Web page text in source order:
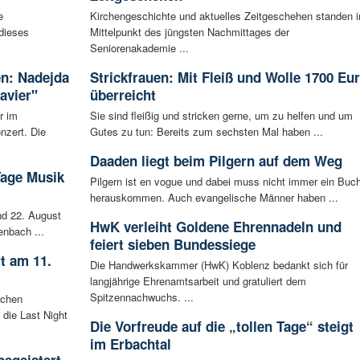
Nadejda
im
Die
Musik
22. August
...
am 11.
Last Night
Kirchengeschichte und aktuelles Zeitgeschehen standen
Mittelpunkt des jüngsten Nachmittages der
Seniorenakademie ...
Strickfrauen: Mit Fleiß und Wolle 1700
überreicht
Sie sind fleißig und stricken gerne, um zu helfen und um
Gutes zu tun: Bereits zum sechsten Mal haben ...
Daaden liegt beim Pilgern auf dem Weg
Pilgern ist en vogue und dabei muss nicht immer ein
herauskommen. Auch evangelische Männer haben ...
HwK verleiht Goldene Ehrennadeln und
feiert sieben Bundessiege
Die Handwerkskammer (HwK) Koblenz bedankt sich für
langjährige Ehrenamtsarbeit und gratuliert dem
Spitzennachwuchs. ...
Die Vorfreude auf die „tollen Tage“ steigt
im Erbachtal